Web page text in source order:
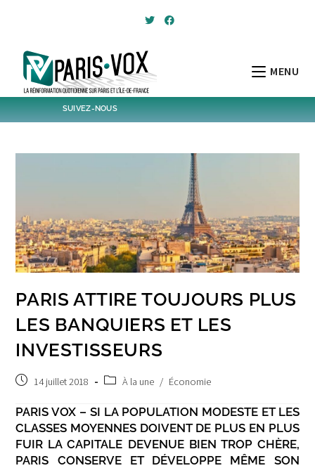
MENU
SUIVEZ-NOUS
PARIS ATTIRE TOUJOURS PLUS
LES BANQUIERS ET LES
INVESTISSEURS
Publication
14 juillet 2018
PostÀ la une / Économie
PARIS VOX – SI LA POPULATION MODESTE ET LES
CLASSES MOYENNES DOIVENT DE PLUS EN PLUS
FUIR LA CAPITALE DEVENUE BIEN TROP CHÈRE,
PARIS CONSERVE ET DÉVELOPPE MÊME SON